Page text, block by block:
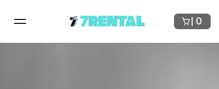
7RENTAL 0